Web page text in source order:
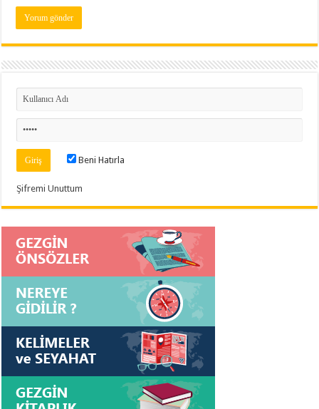
Beni Hatırla
Şifremi Unuttum